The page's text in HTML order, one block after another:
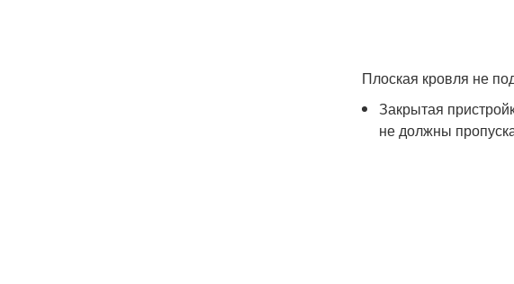
Плоская кровля не
Закрытая
не должны